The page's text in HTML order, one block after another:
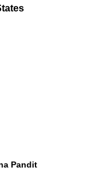
Pandit